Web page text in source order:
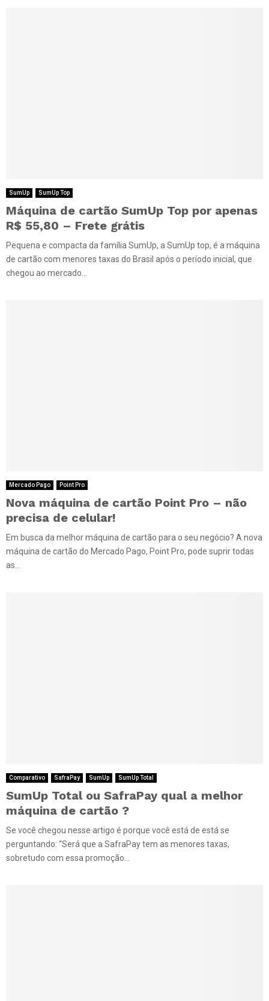
SumUp SumUp Top
Máquina de cartão SumUp Top por apenas
R$ 55,80 – Frete grátis
Pequena e compacta da família SumUp, a SumUp top, é a máquina
de cartão com menores taxas do Brasil após o período inicial, que
chegou ao mercado...
Mercado Pago Point Pro
Nova máquina de cartão Point Pro – não
precisa de celular!
Em busca da melhor máquina de cartão para o seu negócio? A nova
máquina de cartão do Mercado Pago, Point Pro, pode suprir todas
as...
Comparativo SafraPay SumUp SumUp Total
SumUp Total ou SafraPay qual a melhor
máquina de cartão ?
Se você chegou nesse artigo é porque você está de está se
perguntando: “Será que a SafraPay tem as menores taxas,
sobretudo com essa promoção...